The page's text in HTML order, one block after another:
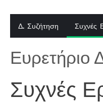
Δ. Συζήτηση Συχνές
Ευρετήριο
Συχνές